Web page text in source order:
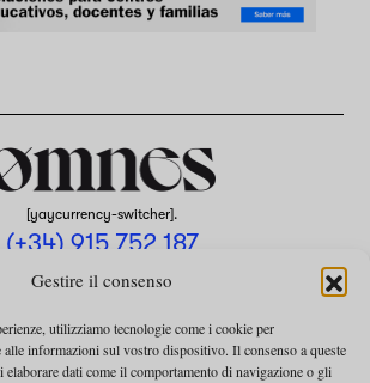
Gestire il consenso
utilizziamo tecnologie come i cookie per
alle informazioni sul vostro dispositivo. Il consenso a queste
elaborare dati come il comportamento di navigazione o gli
[yaycurrency-switcher].
(+34) 915 752 187